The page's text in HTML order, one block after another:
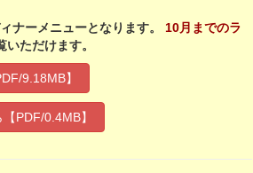
ナーメニューとなります。 10月までのラ
いただけます。
9.18MB】
PDF/0.4MB】